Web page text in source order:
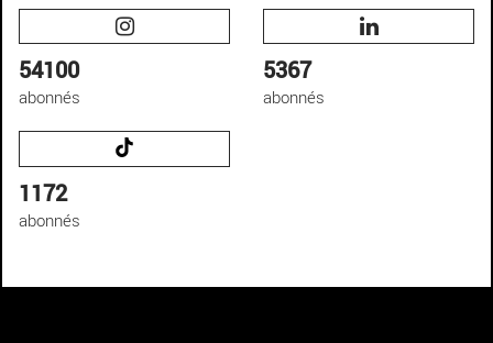
54100
abonnés
5367
abonnés
1172
abonnés